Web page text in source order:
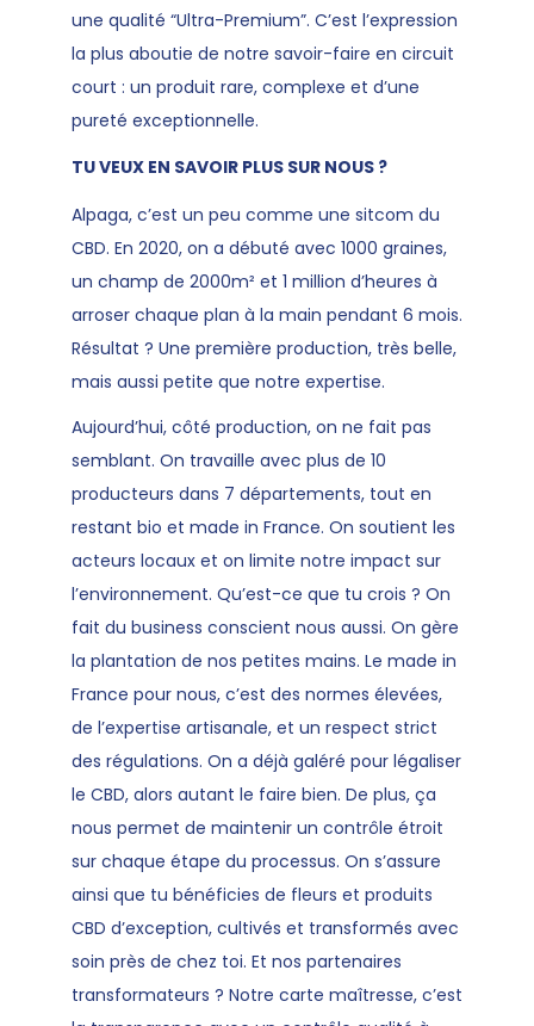
une qualité “Ultra-Premium”. C’est l’expression
la plus aboutie de notre savoir-faire en circuit
court : un produit rare, complexe et d’une
pureté exceptionnelle.
TU VEUX EN SAVOIR PLUS SUR NOUS ?
Alpaga, c’est un peu comme une sitcom du
CBD. En 2020, on a débuté avec 1000 graines,
un champ de 2000m² et 1 million d’heures à
arroser chaque plan à la main pendant 6 mois.
Résultat ? Une première production, très belle,
mais aussi petite que notre expertise.
Aujourd’hui, côté production, on ne fait pas
semblant. On travaille avec plus de 10
producteurs dans 7 départements, tout en
restant bio et made in France. On soutient les
acteurs locaux et on limite notre impact sur
l’environnement. Qu’est-ce que tu crois ? On
fait du business conscient nous aussi. On gère
la plantation de nos petites mains. Le made in
France pour nous, c’est des normes élevées,
de l’expertise artisanale, et un respect strict
des régulations. On a déjà galéré pour légaliser
le CBD, alors autant le faire bien. De plus, ça
nous permet de maintenir un contrôle étroit
sur chaque étape du processus. On s’assure
ainsi que tu bénéficies de fleurs et produits
CBD d’exception, cultivés et transformés avec
soin près de chez toi. Et nos partenaires
transformateurs ? Notre carte maîtresse, c’est